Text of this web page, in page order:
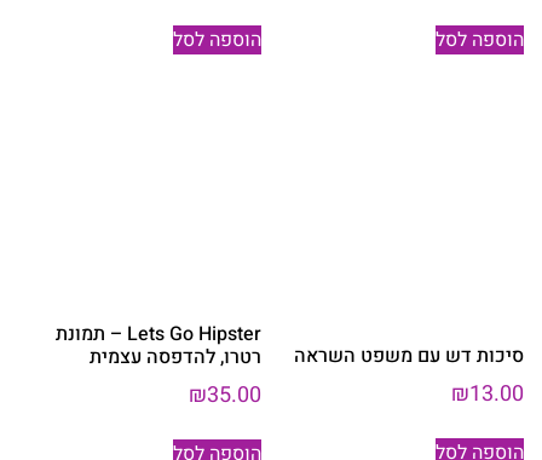
הוספה לסל הוספה לסל
סיכות דש עם משפט השראה
₪13.00
הוספה לסל
Lets Go Hipster – תמונת
רטרו, להדפסה עצמית
₪35.00
הוספה לסל